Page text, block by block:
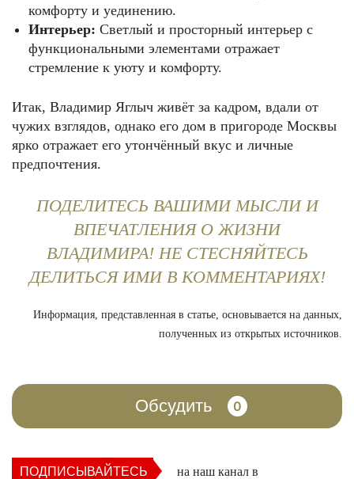
комфорту и уединению.
Интерьер: Светлый и просторный интерьер с
функциональными элементами отражает
стремление к уюту и комфорту.
Итак, Владимир Яглыч живёт за кадром, вдали от
чужих взглядов, однако его дом в пригороде Москвы
ярко отражает его утончённый вкус и личные
предпочтения.
ПОДЕЛИТЕСЬ ВАШИМИ МЫСЛИ И
ВПЕЧАТЛЕНИЯ О ЖИЗНИ
ВЛАДИМИРА! НЕ СТЕСНЯЙТЕСЬ
ДЕЛИТЬСЯ ИМИ В КОММЕНТАРИЯХ!
Информация, представленная в статье, основывается на данных,
полученных из открытых источников.
Обсудить 0
ПОДПИСЫВАЙТЕСЬ на наш канал в